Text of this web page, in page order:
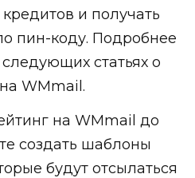
и получать
пин-коду. Подробнее
статьях о
WMmail.
на WMmail до
создать шаблоны
будут отсылаться